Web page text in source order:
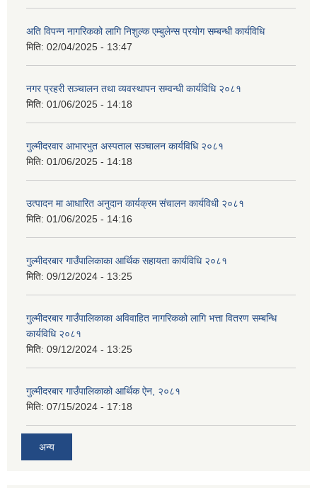
अति विपन्न नागरिकको लागि निशुल्क एम्बुलेन्स प्रयोग सम्बन्धी कार्यविधि
मिति: 02/04/2025 - 13:47
नगर प्रहरी सञ्चालन तथा व्यवस्थापन सम्वन्धी कार्यविधि २०८१
मिति: 01/06/2025 - 14:18
गुल्मीदरवार आभारभुत अस्पताल सञ्चालन कार्यविधि २०८१
मिति: 01/06/2025 - 14:18
उत्पादन मा आधारित अनुदान कार्यक्रम संचालन कार्यविधी २०८१
मिति: 01/06/2025 - 14:16
गुल्मीदरबार गाउँपालिकाका आर्थिक सहायता कार्यविधि २०८१
मिति: 09/12/2024 - 13:25
गुल्मीदरबार गाउँपालिकाका अविवाहित नागरिकको लागि भत्ता वितरण सम्बन्धि
कार्यविधि २०८१
मिति: 09/12/2024 - 13:25
गुल्मीदरबार गाउँपालिकाको आर्थिक ऐन, २०८१
मिति: 07/15/2024 - 17:18
अन्य